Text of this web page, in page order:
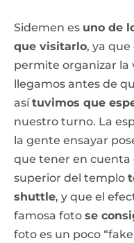
Sidemen es uno de
que visitarlo, ya
permite organizar la
llegamos antes de
asítuvimos que
nuestro turno. La
la gente ensayar
que tener en cuenta
superior del templo
shuttle, y que el
famosa foto se
foto es un poco